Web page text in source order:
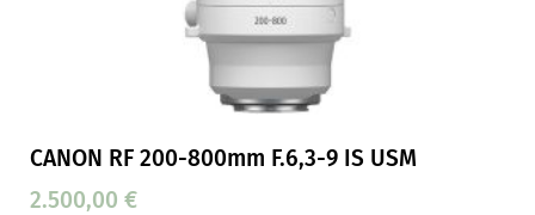
CANON RF 200-800mm F.6,3-9 IS USM
2.500,00 €